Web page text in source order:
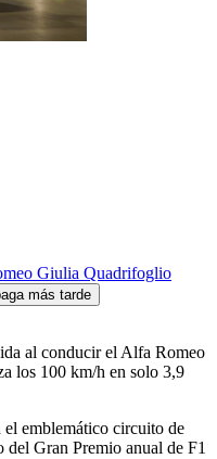
Giulia Quadrifoglio
más tarde
al conducir el Alfa Romeo
los 100 km/h en solo 3,9
emblemático circuito de
del Gran Premio anual de F1